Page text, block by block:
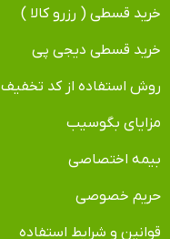
خرید قسطی ( رزرو کالا )
خرید قسطی دیجی پی
روش استفاده از کد تخفیف
مزایای بگوسیب
بیمه اختصاصی
حریم خصوصی
قوانین و شرایط استفاده